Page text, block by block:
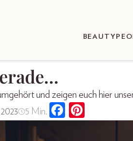
BEAUTY
und zeigen euch hier
5 Min.